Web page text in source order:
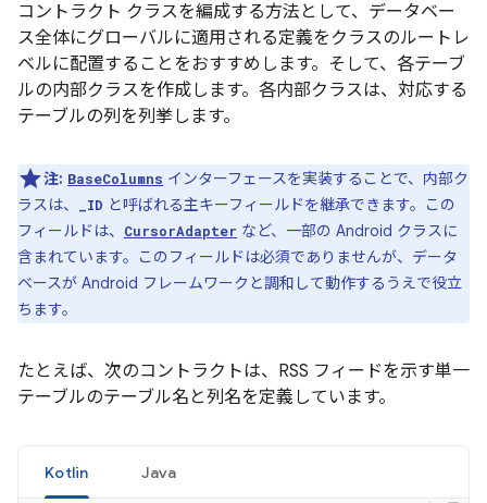
コントラクト クラスを編成する方法として、データベー
ス全体にグローバルに適用される定義をクラスのルートレ
ベルに配置することをおすすめします。そして、各テーブ
ルの内部クラスを作成します。各内部クラスは、対応する
テーブルの列を列挙します。
注: BaseColumns インターフェースを実装することで、内部ク
ラスは、
_ID と呼ばれる主キーフィールドを継承できます。この
フィールドは、
CursorAdapter など、一部の Android クラスに
含まれています。このフィールドは必須でありませんが、データ
ベースが Android フレームワークと調和して動作するうえで役立
ちます。
たとえば、次のコントラクトは、RSS フィードを示す単一
テーブルのテーブル名と列名を定義しています。
Kotlin Java